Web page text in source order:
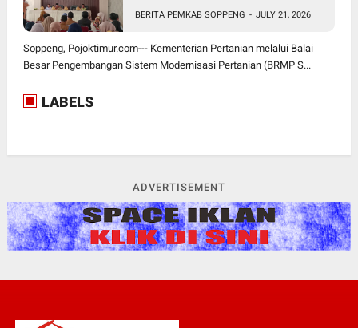
BERITA PEMKAB SOPPENG - JULY 21, 2026
Soppeng, Pojoktimur.com--- Kementerian Pertanian melalui Balai
Besar Pengembangan Sistem Modernisasi Pertanian (BRMP S...
LABELS
ADVERTISEMENT